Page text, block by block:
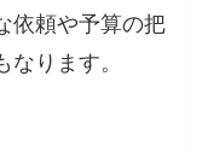
依頼や予算の把
ります。